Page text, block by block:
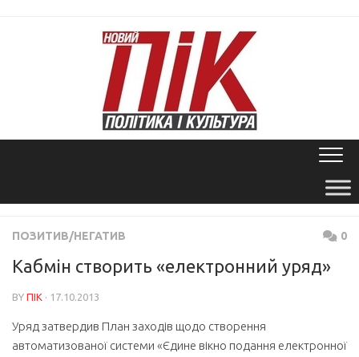
ПОЗИТИВ/НЕГАТИВ 0
Кабмін створить «електронний уряд»
BY ПІК · 17.10.2013
Уряд затвердив План заходів щодо створення
автоматизованої системи «Єдине вікно подання електронної